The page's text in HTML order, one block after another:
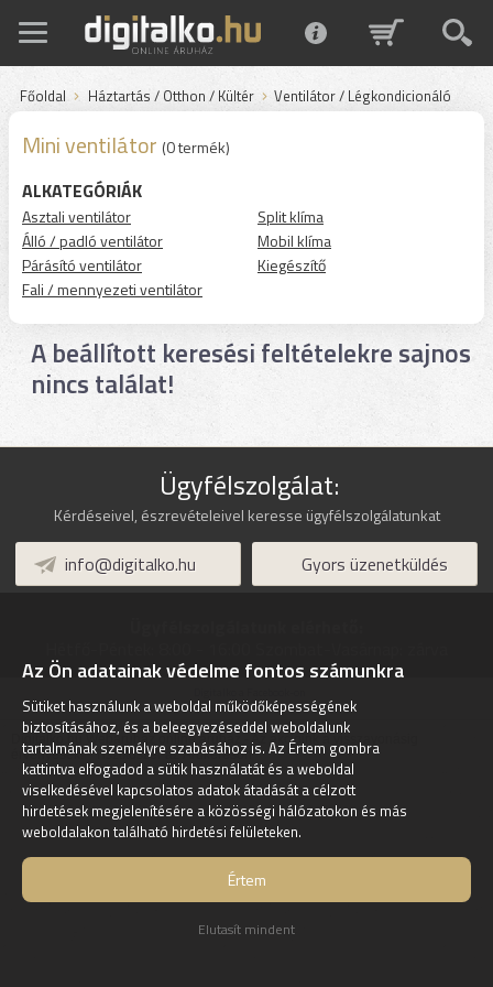
Főoldal Háztartás / Otthon / Kültér Ventilátor / Légkondicionáló
Mini ventilátor (0 termék)
ALKATEGÓRIÁK
Asztali ventilátor
Álló / padló ventilátor
Párásító ventilátor
Fali / mennyezeti ventilátor
Split klíma
Mobil klíma
Kiegészítő
A beállított keresési feltételekre sajnos
nincs találat!
Ügyfélszolgálat:
Kérdéseivel, észrevételeivel keresse ügyfélszolgálatunkat
info@digitalko.hu Gyors üzenetküldés
Digitalko.hu Webáruház online áruház - Az akcióink a visszavonásig
érvényesek! -Tisztítószer az Árukeresőn
Az Ön adatainak védelme fontos számunkra
Sütiket használunk a weboldal működőképességének
biztosításához, és a beleegyezéseddel weboldalunk
tartalmának személyre szabásához is. Az Értem gombra
kattintva elfogadod a sütik használatát és a weboldal
viselkedésével kapcsolatos adatok átadását a célzott
hirdetések megjelenítésére a közösségi hálózatokon és más
weboldalakon található hirdetési felületeken.
Értem
Elutasít mindent